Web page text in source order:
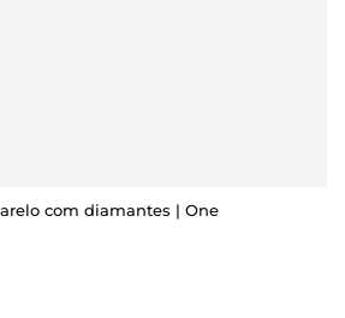
com diamantes | One